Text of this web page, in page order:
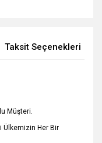
Taksit Seçenekleri
Müşteri.
Ülkemizin Her Bir